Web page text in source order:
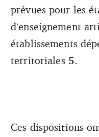
prévues pour les
d’enseignement
établissements
territoriales 5.
Ces dispositions